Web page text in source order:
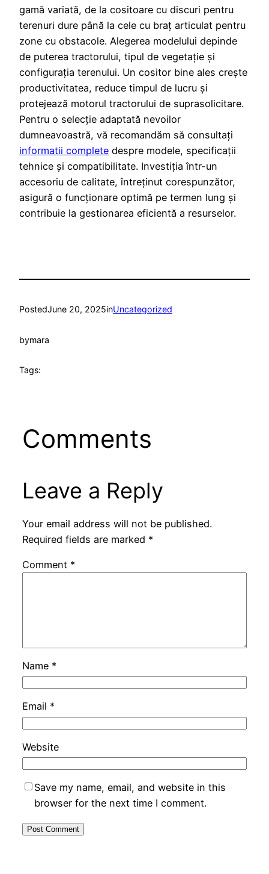
gamă variată, de la cositoare cu discuri pentru
terenuri dure până la cele cu braț articulat pentru
zone cu obstacole. Alegerea modelului depinde
de puterea tractorului, tipul de vegetație și
configurația terenului. Un cositor bine ales crește
productivitatea, reduce timpul de lucru și
protejează motorul tractorului de suprasolicitare.
Pentru o selecție adaptată nevoilor
dumneavoastră, vă recomandăm să consultați
informatii complete despre modele, specificații
tehnice și compatibilitate. Investiția într-un
accesoriu de calitate, întreținut corespunzător,
asigură o funcționare optimă pe termen lung și
contribuie la gestionarea eficientă a resurselor.
PostedJune 20, 2025inUncategorized
bymara
Tags:
Comments
Leave a Reply
Your email address will not be published.
Required fields are marked *
Comment *
Name *
Email *
Website
Save my name, email, and website in this
browser for the next time I comment.